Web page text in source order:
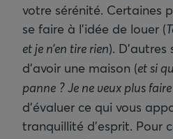
votre sérénité. Certaines
se faire à l’idée de louer (
et je n’en tire rien).
d’avoir une maison (et si
panne ? Je ne veux plus
d’évaluer ce qui vous
tranquillité d’esprit. Pour